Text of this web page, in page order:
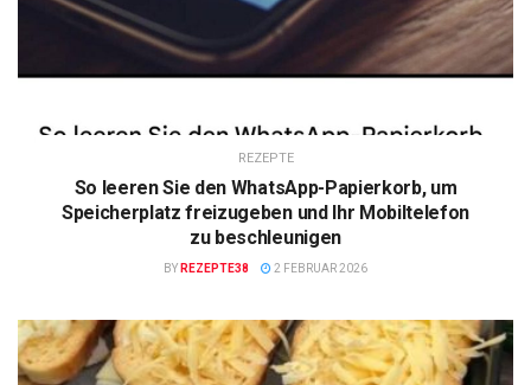
REZEPTE
So leeren Sie den WhatsApp-Papierkorb, um
Speicherplatz freizugeben und Ihr Mobiltelefon
zu beschleunigen
BY REZEPTE38 2 FEBRUAR 2026